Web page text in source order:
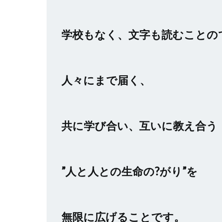
学校もなく、文字も読むこと
人々にまで届く、
共に学び合い、互いに教え合う
”人と人との生命の?がり”を
無限に広げることです。